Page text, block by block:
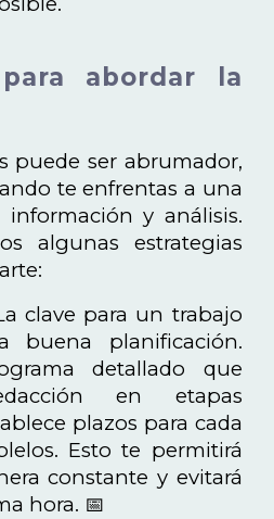
abordar la
puede ser abrumador,
te enfrentas a una
y análisis.
algunas estrategias
clave para un trabajo
buena planificación.
detallado que
en etapas
plazos para cada
Esto te permitirá
constante y evitará
hora. 📅